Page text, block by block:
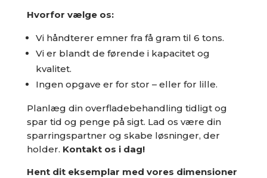
Hvorfor vælge os:
Vi håndterer emner fra få gram til 6 tons.
Vi er blandt de førende i kapacitet og
kvalitet.
Ingen opgave er for stor – eller for lille.
Planlæg din overfladebehandling tidligt og
spar tid og penge på sigt. Lad os være din
sparringspartner og skabe løsninger, der
holder. Kontakt os i dag!
Hent dit eksemplar med vores dimensioner